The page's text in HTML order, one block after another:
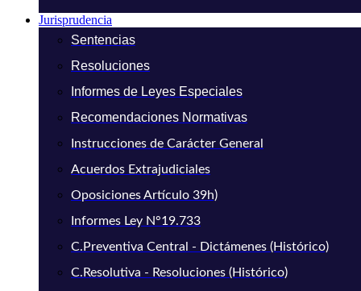
Jurisprudencia
Sentencias
Resoluciones
Informes de Leyes Especiales
Recomendaciones Normativas
Instrucciones de Carácter General
Acuerdos Extrajudiciales
Oposiciones Artículo 39h)
Informes Ley N°19.733
C.Preventiva Central - Dictámenes (Histórico)
C.Resolutiva - Resoluciones (Histórico)